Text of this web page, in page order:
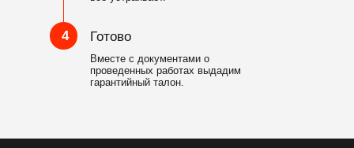
4 Готово
Вместе с документами о
проведенных работах выдадим
гарантийный талон.